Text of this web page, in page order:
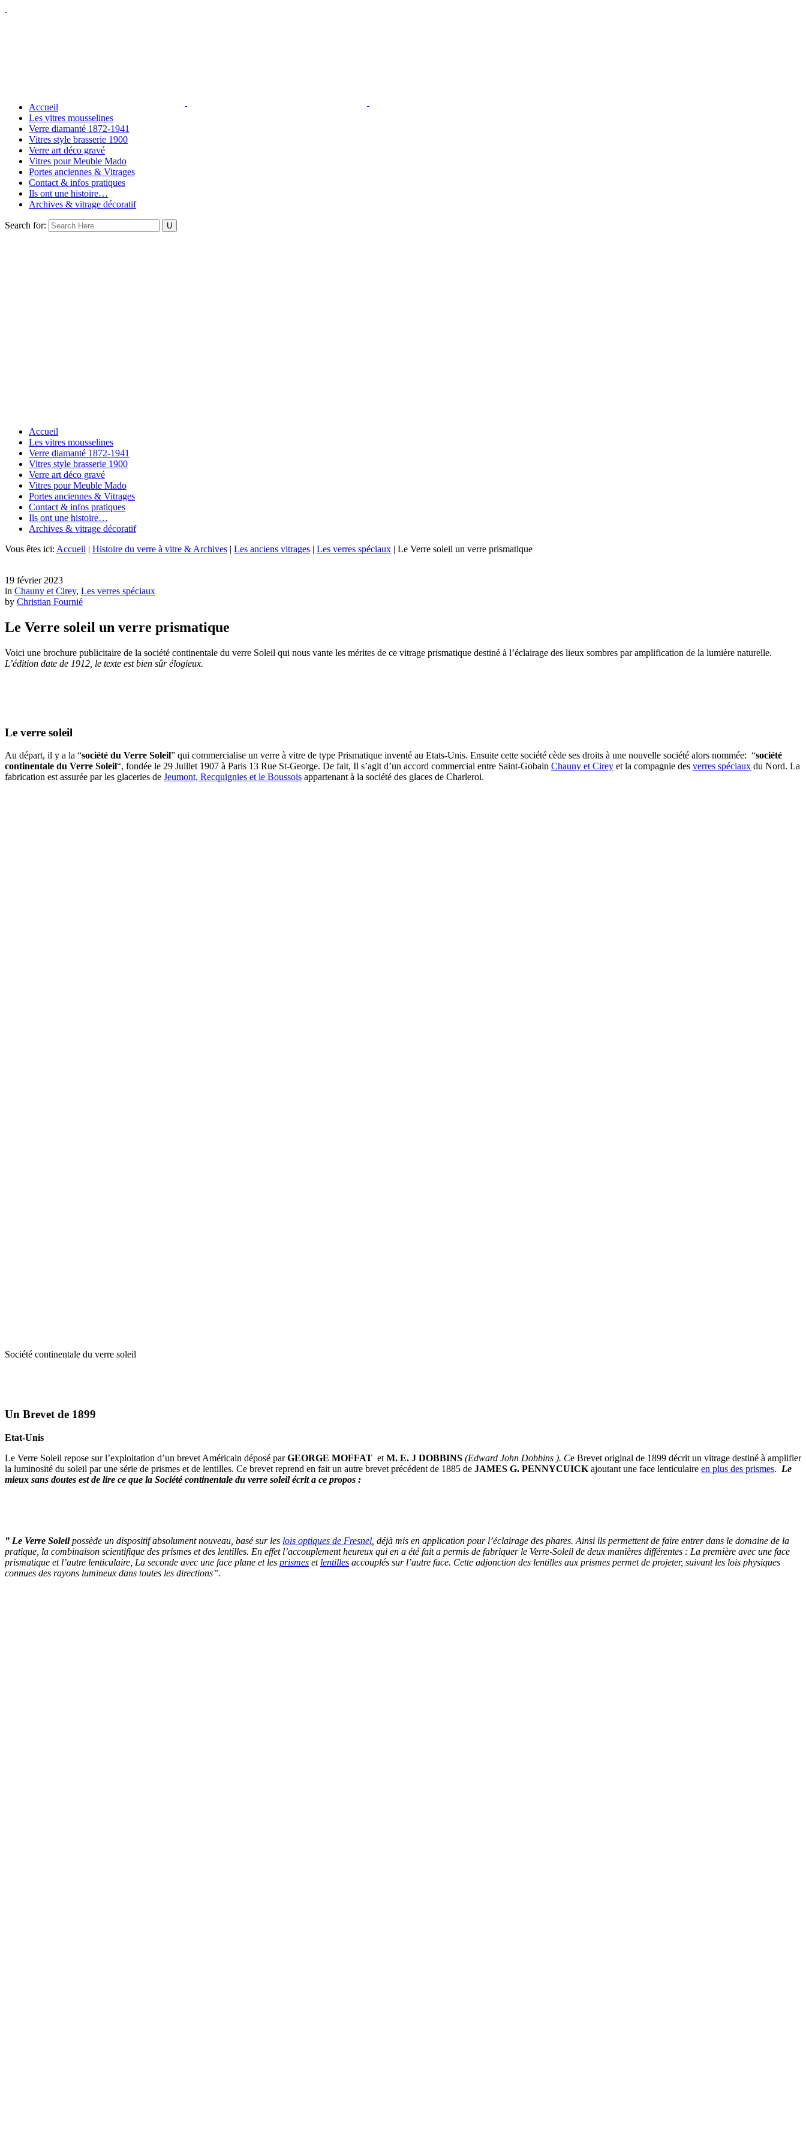
.
Accueil
Les vitres mousselines
Verre diamanté 1872-1941
Vitres style brasserie 1900
Verre art déco gravé
Vitres pour Meuble Mado
Portes anciennes & Vitrages
Contact & infos pratiques
Ils ont une histoire…
Archives & vitrage décoratif
Search for:
Accueil
Les vitres mousselines
Verre diamanté 1872-1941
Vitres style brasserie 1900
Verre art déco gravé
Vitres pour Meuble Mado
Portes anciennes & Vitrages
Contact & infos pratiques
Ils ont une histoire…
Archives & vitrage décoratif
Vous êtes ici: Accueil | Histoire du verre à vitre & Archives | Les anciens vitrages | Les verres spéciaux | Le Verre soleil un verre prismatique
19 février 2023
in Chauny et Cirey, Les verres spéciaux
by Christian Fournié
Le Verre soleil un verre prismatique
Voici une brochure publicitaire de la société continentale du verre Soleil qui nous vante les mérites de ce vitrage prismatique destiné à l’éclairage des lieux sombres par amplification de la lumière naturelle.
L’édition date de 1912, le texte est bien sûr élogieux.
Le verre soleil
Au départ, il y a la “société du Verre Soleil” qui commercialise un verre à vitre de type Prismatique inventé au Etats-Unis. Ensuite cette société cède ses droits à une nouvelle société alors nommée: “société
continentale du Verre Soleil“, fondée le 29 Juillet 1907 à Paris 13 Rue St-George. De fait, Il s’agit d’un accord commercial entre Saint-Gobain Chauny et Cirey et la compagnie des verres spéciaux du Nord. La
fabrication est assurée par les glaceries de Jeumont, Recquignies et le Boussois appartenant à la société des glaces de Charleroi.
Société continentale du verre soleil
Un Brevet de 1899
Etat-Unis
Le Verre Soleil repose sur l’exploitation d’un brevet Américain déposé parGEORGE MOFFAT et M. E. J DOBBINS (Edward John Dobbins ). Ce Brevet original de 1899 décrit un vitrage destiné à amplifier
la luminosité du soleil par une série de prismes et de lentilles. Ce brevet reprend en fait un autre brevet précédent de 1885 de JAMES G. PENNYCUICK ajoutant une face lenticulaire en plus des prismes. Le
mieux sans doutes est de lire ce que la Société continentale du verre soleil écrit a ce propos :
” Le Verre Soleilpossède un dispositif absolument nouveau, basé sur les lois optiques de Fresnel , déjà mis en application pour l’éclairage des phares. Ainsi ils permettent de faire entrer dans le domaine de la
pratique, la combinaison scientifique des prismes et des lentilles. En effet l’accouplement heureux qui en a été fait a permis de fabriquer le Verre-Soleil de deux manières différentes : La première avec une face
prismatique et l’autre lenticulaire, La seconde avec une face plane et les prismes et lentilles accouplés sur l’autre face. Cette adjonction des lentilles aux prismes permet de projeter, suivant les lois physiques
connues des rayons lumineux dans toutes les directions”.